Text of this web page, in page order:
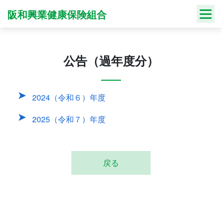
阪和興業健康保険組合
公告（過年度分）
2024（令和６）年度
2025（令和７）年度
戻る